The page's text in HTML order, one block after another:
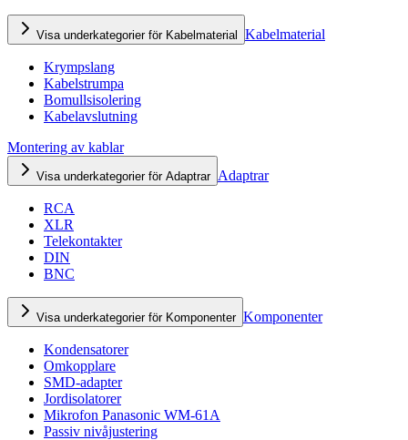
Visa underkategorier för Kabelmaterial Kabelmaterial
Krympslang
Kabelstrumpa
Bomullsisolering
Kabelavslutning
Montering av kablar
Visa underkategorier för Adaptrar Adaptrar
RCA
XLR
Telekontakter
DIN
BNC
Visa underkategorier för Komponenter Komponenter
Kondensatorer
Omkopplare
SMD-adapter
Jordisolatorer
Mikrofon Panasonic WM-61A
Passiv nivåjustering